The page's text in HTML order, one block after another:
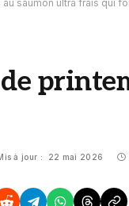
saumon ultra frais qui
à jour : 22 mai 2026